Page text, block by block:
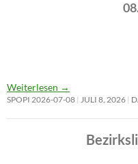
Weiterlesen →
SPOPI 2026-07-08 JULI 8, 2026